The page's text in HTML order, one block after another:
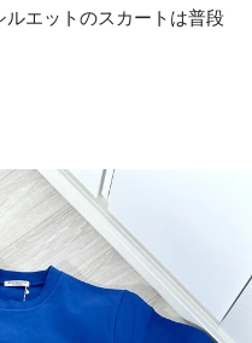
エットのスカートは普段